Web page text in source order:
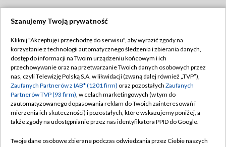
TVP
Abonament TVP
Emisja w TVP
Centrum informacji TVP
Naziemna Telewizja Cyfrowa
Regulamin TVP
Polityka prywatności
Moje zgody
Pomoc
Szanujemy Twoją prywatność
Kliknij "Akceptuję i przechodzę do serwisu", aby wyrazić zgody na
korzystanie z technologii automatycznego śledzenia i zbierania danych,
dostęp do informacji na Twoim urządzeniu końcowym i ich
przechowywanie oraz na przetwarzanie Twoich danych osobowych przez
nas, czyli Telewizję Polską S.A. w likwidacji (zwaną dalej również „TVP”),
Zaufanych Partnerów z IAB* (1201 firm) oraz pozostałych Zaufanych
Partnerów TVP (93 firm), w celach marketingowych (w tym do
zautomatyzowanego dopasowania reklam do Twoich zainteresowań i
mierzenia ich skuteczności) i pozostałych, które wskazujemy poniżej, a
także zgody na udostępnianie przez nas identyfikatora PPID do Google.
Twoje dane osobowe zbierane podczas odwiedzania przez Ciebie naszych